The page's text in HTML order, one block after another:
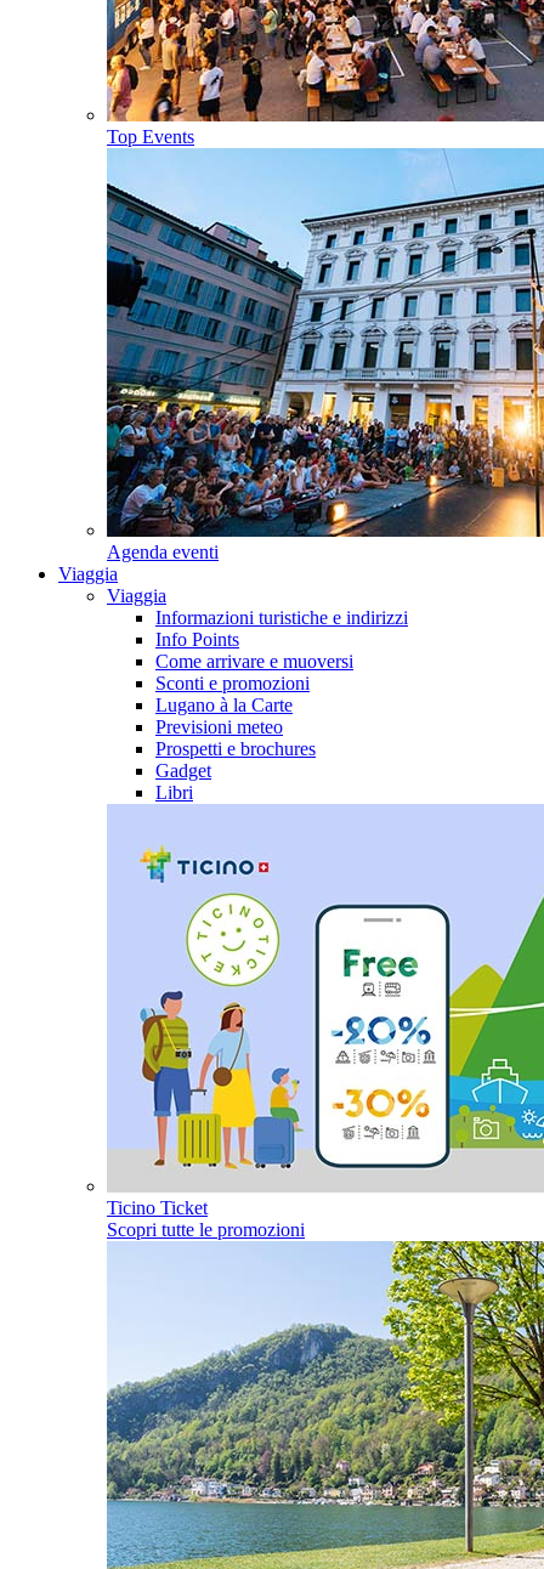
Top Events
Agenda eventi
Viaggia
Viaggia
Informazioni turistiche e indirizzi
Info Points
Come arrivare e muoversi
Sconti e promozioni
Lugano à la Carte
Previsioni meteo
Prospetti e brochures
Gadget
Libri
Ticino Ticket
Scopri tutte le promozioni